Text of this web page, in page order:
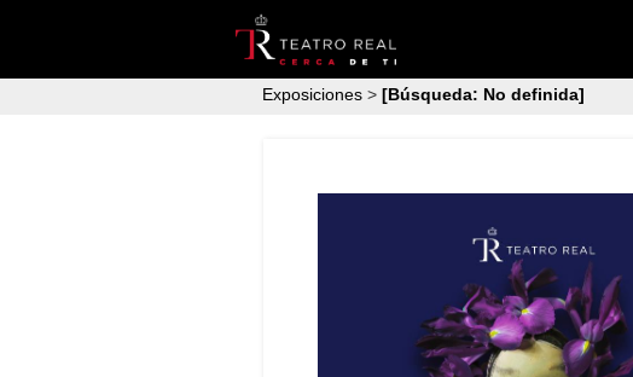
Exposiciones > [Búsqueda: No definida]